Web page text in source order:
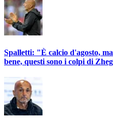
Spalletti: "È calcio d'agosto,
bene, questi sono i colpi di